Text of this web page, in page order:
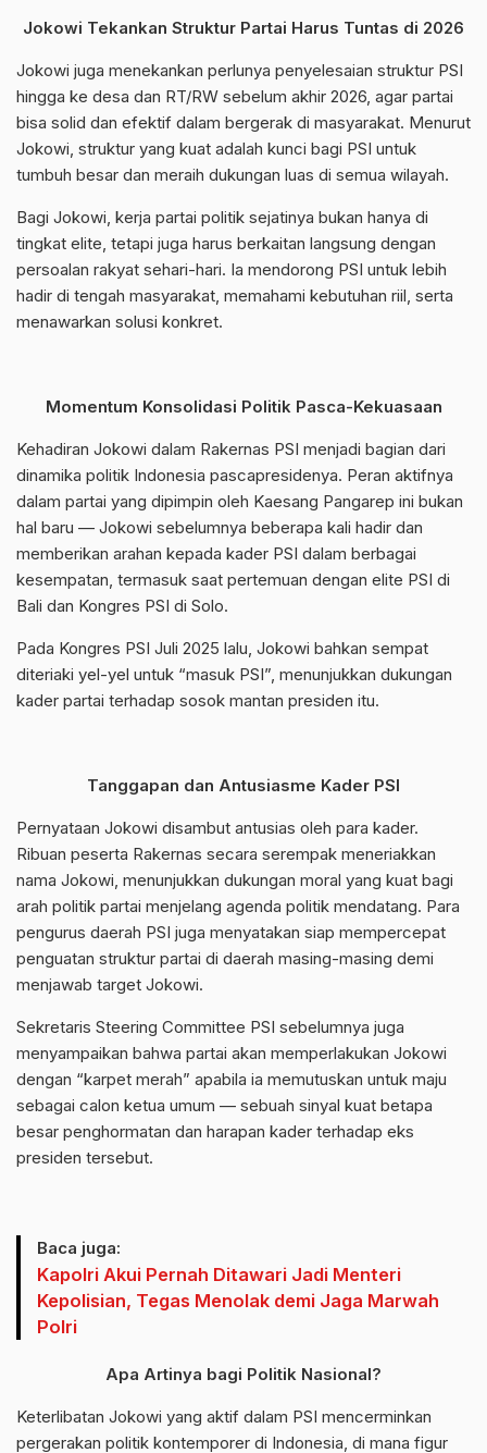
Jokowi Tekankan Struktur Partai Harus Tuntas di 2026
Jokowi juga menekankan perlunya penyelesaian struktur PSI
hingga ke desa dan RT/RW sebelum akhir 2026, agar partai
bisa solid dan efektif dalam bergerak di masyarakat. Menurut
Jokowi, struktur yang kuat adalah kunci bagi PSI untuk
tumbuh besar dan meraih dukungan luas di semua wilayah.
Bagi Jokowi, kerja partai politik sejatinya bukan hanya di
tingkat elite, tetapi juga harus berkaitan langsung dengan
persoalan rakyat sehari-hari. Ia mendorong PSI untuk lebih
hadir di tengah masyarakat, memahami kebutuhan riil, serta
menawarkan solusi konkret.
Momentum Konsolidasi Politik Pasca-Kekuasaan
Kehadiran Jokowi dalam Rakernas PSI menjadi bagian dari
dinamika politik Indonesia pascapresidenya. Peran aktifnya
dalam partai yang dipimpin oleh Kaesang Pangarep ini bukan
hal baru — Jokowi sebelumnya beberapa kali hadir dan
memberikan arahan kepada kader PSI dalam berbagai
kesempatan, termasuk saat pertemuan dengan elite PSI di
Bali dan Kongres PSI di Solo.
Pada Kongres PSI Juli 2025 lalu, Jokowi bahkan sempat
diteriaki yel-yel untuk “masuk PSI”, menunjukkan dukungan
kader partai terhadap sosok mantan presiden itu.
Tanggapan dan Antusiasme Kader PSI
Pernyataan Jokowi disambut antusias oleh para kader.
Ribuan peserta Rakernas secara serempak meneriakkan
nama Jokowi, menunjukkan dukungan moral yang kuat bagi
arah politik partai menjelang agenda politik mendatang. Para
pengurus daerah PSI juga menyatakan siap mempercepat
penguatan struktur partai di daerah masing-masing demi
menjawab target Jokowi.
Sekretaris Steering Committee PSI sebelumnya juga
menyampaikan bahwa partai akan memperlakukan Jokowi
dengan “karpet merah” apabila ia memutuskan untuk maju
sebagai calon ketua umum — sebuah sinyal kuat betapa
besar penghormatan dan harapan kader terhadap eks
presiden tersebut.
Baca juga:
Kapolri Akui Pernah Ditawari Jadi Menteri
Kepolisian, Tegas Menolak demi Jaga Marwah
Polri
Apa Artinya bagi Politik Nasional?
Keterlibatan Jokowi yang aktif dalam PSI mencerminkan
pergerakan politik kontemporer di Indonesia, di mana figur